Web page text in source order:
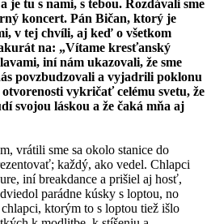
je tu s nami, s tebou. Rozdávali sme
koncert. Pán Bičan, ktorý je
v tej chvíli, aj keď o všetkom
na: „Vítame kresťanský
iní nám ukazovali, že sme
povzbudzovali a vyjadrili poklonu
vykričať celému svetu, že
svojou láskou a že čaká mňa aj
vrátili sme sa okolo stanice do
každý, ako vedel. Chlapci
iní breakdance a prišiel aj hosť,
parádne kúsky s loptou, no
ktorým to s loptou tiež išlo